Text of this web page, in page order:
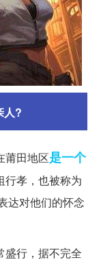
人?
莆田地区是一个
行孝，也被称为
达对他们的怀念
盛行，据不完全